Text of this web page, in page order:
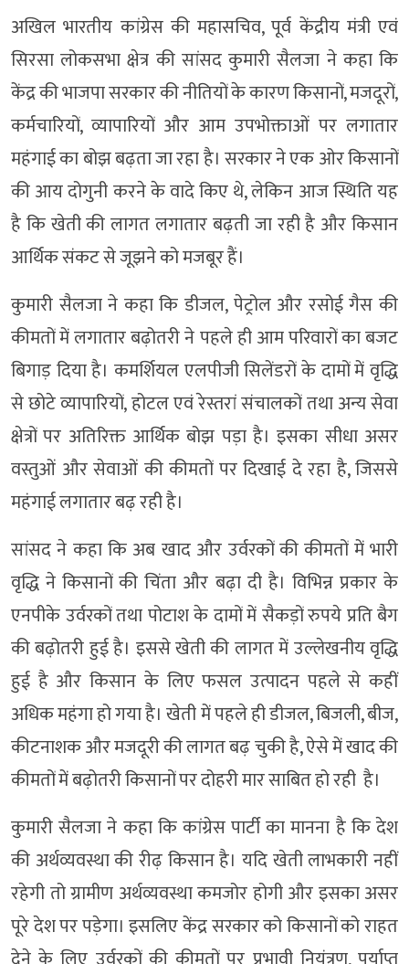
अखिल भारतीय कांग्रेस की महासचिव, पूर्व केंद्रीय मंत्री एवं
सिरसा लोकसभा क्षेत्र की सांसद कुमारी सैलजा ने कहा कि
केंद्र की भाजपा सरकार की नीतियों के कारण किसानों, मजदूरों,
कर्मचारियों, व्यापारियों और आम उपभोक्ताओं पर लगातार
महंगाई का बोझ बढ़ता जा रहा है। सरकार ने एक ओर किसानों
की आय दोगुनी करने के वादे किए थे, लेकिन आज स्थिति यह
है कि खेती की लागत लगातार बढ़ती जा रही है और किसान
आर्थिक संकट से जूझने को मजबूर हैं।
कुमारी सैलजा ने कहा कि डीजल, पेट्रोल और रसोई गैस की
कीमतों में लगातार बढ़ोतरी ने पहले ही आम परिवारों का बजट
बिगाड़ दिया है। कमर्शियल एलपीजी सिलेंडरों के दामों में वृद्धि
से छोटे व्यापारियों, होटल एवं रेस्तरां संचालकों तथा अन्य सेवा
क्षेत्रों पर अतिरिक्त आर्थिक बोझ पड़ा है। इसका सीधा असर
वस्तुओं और सेवाओं की कीमतों पर दिखाई दे रहा है, जिससे
महंगाई लगातार बढ़ रही है।
सांसद ने कहा कि अब खाद और उर्वरकों की कीमतों में भारी
वृद्धि ने किसानों की चिंता और बढ़ा दी है। विभिन्न प्रकार के
एनपीके उर्वरकों तथा पोटाश के दामों में सैकड़ों रुपये प्रति बैग
की बढ़ोतरी हुई है। इससे खेती की लागत में उल्लेखनीय वृद्धि
हुई है और किसान के लिए फसल उत्पादन पहले से कहीं
अधिक महंगा हो गया है। खेती में पहले ही डीजल, बिजली, बीज,
कीटनाशक और मजदूरी की लागत बढ़ चुकी है, ऐसे में खाद की
कीमतों में बढ़ोतरी किसानों पर दोहरी मार साबित हो रही है।
कुमारी सैलजा ने कहा कि कांग्रेस पार्टी का मानना है कि देश
की अर्थव्यवस्था की रीढ़ किसान है। यदि खेती लाभकारी नहीं
रहेगी तो ग्रामीण अर्थव्यवस्था कमजोर होगी और इसका असर
पूरे देश पर पड़ेगा। इसलिए केंद्र सरकार को किसानों को राहत